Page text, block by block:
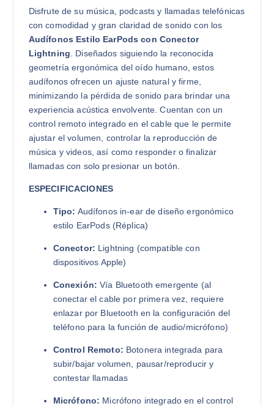
Disfrute de su música, podcasts y llamadas telefónicas
con comodidad y gran claridad de sonido con los
Audífonos Estilo EarPods con Conector
Lightning . Diseñados siguiendo la reconocida
geometría ergonómica del oído humano, estos
audífonos ofrecen un ajuste natural y firme,
minimizando la pérdida de sonido para brindar una
experiencia acústica envolvente. Cuentan con un
control remoto integrado en el cable que le permite
ajustar el volumen, controlar la reproducción de
música y videos, así como responder o finalizar
llamadas con solo presionar un botón.
ESPECIFICACIONES
Tipo: Audífonos in-ear de diseño ergonómico
estilo EarPods (Réplica)
Conector: Lightning (compatible con
dispositivos Apple)
Conexión: Vía Bluetooth emergente (al
conectar el cable por primera vez, requiere
enlazar por Bluetooth en la configuración del
teléfono para la función de audio/micrófono)
Control Remoto: Botonera integrada para
subir/bajar volumen, pausar/reproducir y
contestar llamadas
Micrófono: Micrófono integrado en el control